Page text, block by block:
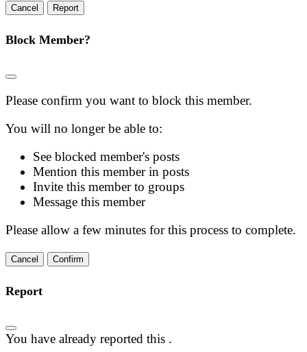
Report
Block Member?
Please confirm you want to block this member.
You will no longer be able to:
See blocked member's posts
Mention this member in posts
Invite this member to groups
Message this member
Please allow a few minutes for this process to complete.
Confirm
Report
You have already reported this .